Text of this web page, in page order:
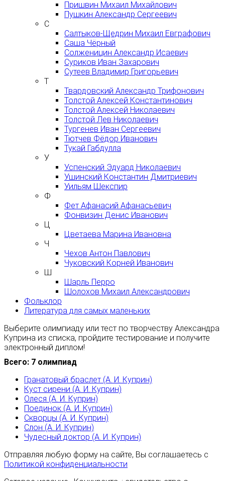
Пришвин Михаил Михайлович
Пушкин Александр Сергеевич
С
Салтыков-Щедрин Михаил Евграфович
Саша Чёрный
Солженицин Александр Исаевич
Суриков Иван Захарович
Сутеев Владимир Григорьевич
Т
Твардовский Александр Трифонович
Толстой Алексей Константинович
Толстой Алексей Николаевич
Толстой Лев Николаевич
Тургенев Иван Сергеевич
Тютчев Фёдор Иванович
Тукай Габдулла
У
Успенский Эдуард Николаевич
Ушинский Константин Дмитриевич
Уильям Шекспир
Ф
Фет Афанасий Афанасьевич
Фонвизин Денис Иванович
Ц
Цветаева Марина Ивановна
Ч
Чехов Антон Павлович
Чуковский Корней Иванович
Ш
Шарль Перро
Шолохов Михаил Александрович
Фольклор
Литература для самых маленьких
Выберите олимпиаду или тест по творчеству Александра
Куприна из списка, пройдите тестирование и получите
электронный диплом!
Всего: 7 олимпиад
Гранатовый браслет (А. И. Куприн)
Куст сирени (А. И. Куприн)
Олеся (А. И. Куприн)
Поединок (А. И. Куприн)
Скворцы (А. И. Куприн)
Слон (А. И. Куприн)
Чудесный доктор (А. И. Куприн)
Отправляя любую форму на сайте, Вы соглашаетесь с
Политикой конфиденциальности